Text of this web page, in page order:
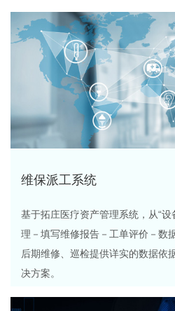
维保派工系统
基于拓庄医疗资产管理系统，从“
理－填写维修报告－工单评价－数
后期维修、巡检提供详实的数据依
决方案。